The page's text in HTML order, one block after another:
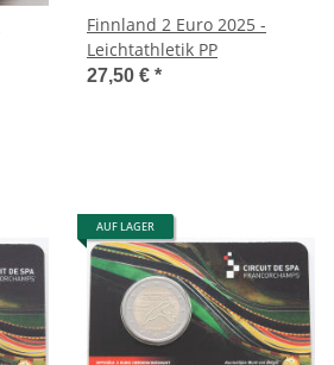
Finnland 2 Euro 2025 -
Leichtathletik PP
27,50 € *
AUF LAGER